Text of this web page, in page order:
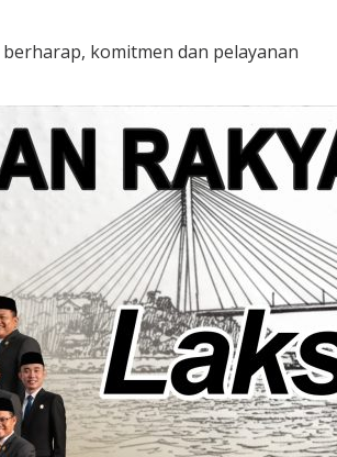
komitmen dan pelayanan